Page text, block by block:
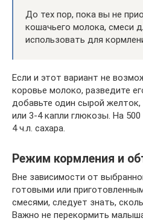
До тех пор, пока вы не
кошачьего молока, смеси
использовать для
Если и этот вариант не
коровье молоко, разведите
добавьте один сырой желток,
или 3-4 капли глюкозы. На
4 ч.л. сахара.
Режим кормления и
Вне зависимости от
готовыми или
смесями, следует знать,
Важно не перекормить